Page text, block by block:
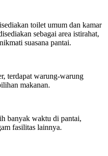
toilet umum dan kamar
sebagai area istirahat,
suasana pantai.
terdapat warung-warung
makanan.
banyak waktu di pantai,
fasilitas lainnya.